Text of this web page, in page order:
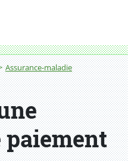
Assurance-maladie
paiement pour une
paiement